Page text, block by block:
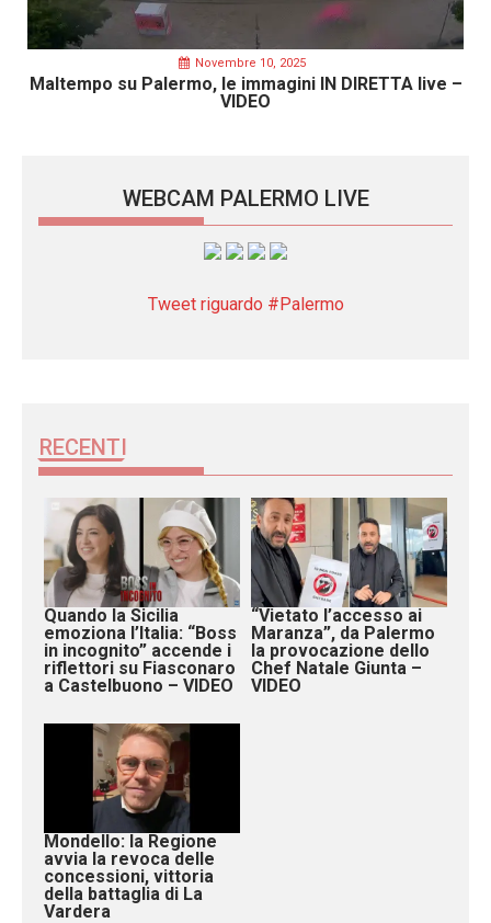
Novembre 10, 2025
Maltempo su Palermo, le immagini IN DIRETTA live –
VIDEO
WEBCAM PALERMO LIVE
Tweet riguardo #Palermo
RECENTI
Quando la Sicilia
emoziona l’Italia: “Boss
in incognito” accende i
riflettori su Fiasconaro
a Castelbuono – VIDEO
“Vietato l’accesso ai
Maranza”, da Palermo
la provocazione dello
Chef Natale Giunta –
VIDEO
Mondello: la Regione
avvia la revoca delle
concessioni, vittoria
della battaglia di La
Vardera